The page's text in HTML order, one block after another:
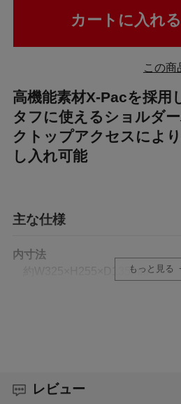
この商
高機能素材X-Pacを採用
タフに使えるショルダ
クトップアクセスによ
し入れ可能
主な仕様
内寸法
約W325×H255×D135mmもっと見る
レビュー